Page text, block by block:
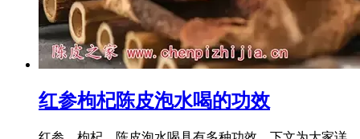
红参枸杞陈皮泡水喝的功效